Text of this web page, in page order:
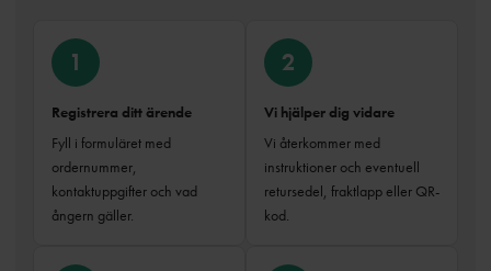
1
Registrera ditt ärende
Fyll i formuläret med
ordernummer,
kontaktuppgifter och vad
ångern gäller.
2
Vi hjälper dig vidare
Vi återkommer med
instruktioner och eventuell
retursedel, fraktlapp eller QR-
kod.